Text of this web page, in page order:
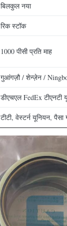
बिलकुल नया
रिक स्टॉक
1000 पीसी प्रति माह
गुआंगज़ौ / शेन्ज़ेन /
डीएचएल FedEx टीएनटी
टीटी, वेस्टर्न यूनियन,